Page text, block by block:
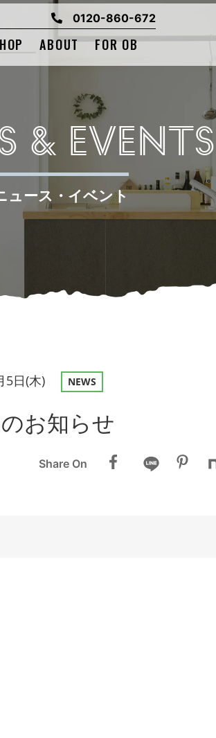
0120-860-672
ABOUT FOR OB
& EVENTS
ュース・イベント
5日(木) NEWS
お知らせ
Share On